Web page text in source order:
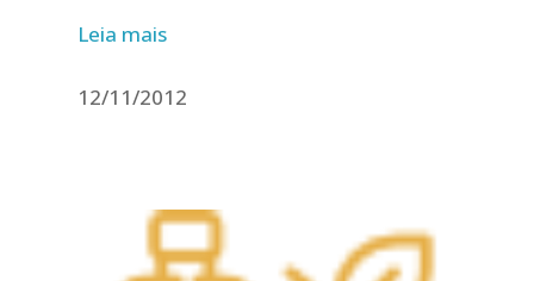
Leia mais
12/11/2012